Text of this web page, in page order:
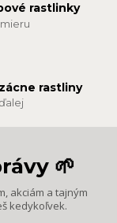
rastlinky
rastliny
🌱
akciám a tajným
kedykoľvek.